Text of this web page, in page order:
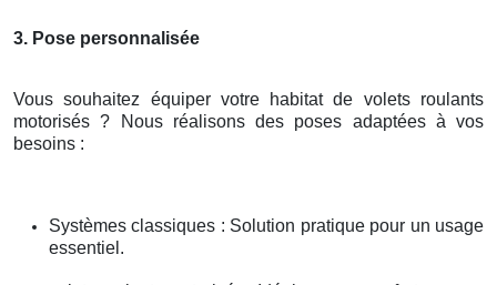
3. Pose personnalisée
Vous souhaitez équiper votre habitat de volets roulants
motorisés ? Nous réalisons des poses adaptées à vos
besoins :
Systèmes classiques : Solution pratique pour un usage
essentiel.